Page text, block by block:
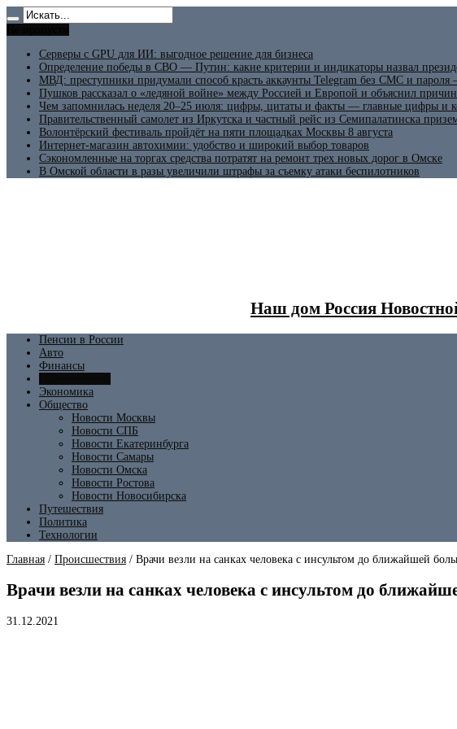
Серверы с GPU для ИИ: выгодное решение для бизнеса
Определение победы в СВО — Путин: какие критерии и индикаторы назвал
МВД: преступники придумали способ красть аккаунты Telegram без СМС и пароля
Пушков рассказал о «ледяной войне» между Россией и Европой и объяснил
Чем запомнилась неделя 20–25 июля: цифры, цитаты и факты — главные цифры и
Правительственный самолет из Иркутска и частный рейс из Семипалатинска
Волонтёрский фестиваль пройдёт на пяти площадках Москвы 8 августа
Интернет-магазин автохимии: удобство и широкий выбор товаров
Сэкономленные на торгах средства потратят на ремонт трех новых дорог в Омске
В Омской области в разы увеличили штрафы за съемку атаки беспилотников
Наш дом Россия
Пенсии в России
Авто
Финансы
Экономика
Общество
Новости Москвы
Новости СПБ
Новости Екатеринбурга
Новости Самары
Новости Омска
Новости Ростова
Новости Новосибирска
Путешествия
Политика
Технологии
Главная / Происшествия / Врачи везли на санках человека с инсультом до ближайшей
Врачи везли на санках человека с инсультом до
31.12.2021